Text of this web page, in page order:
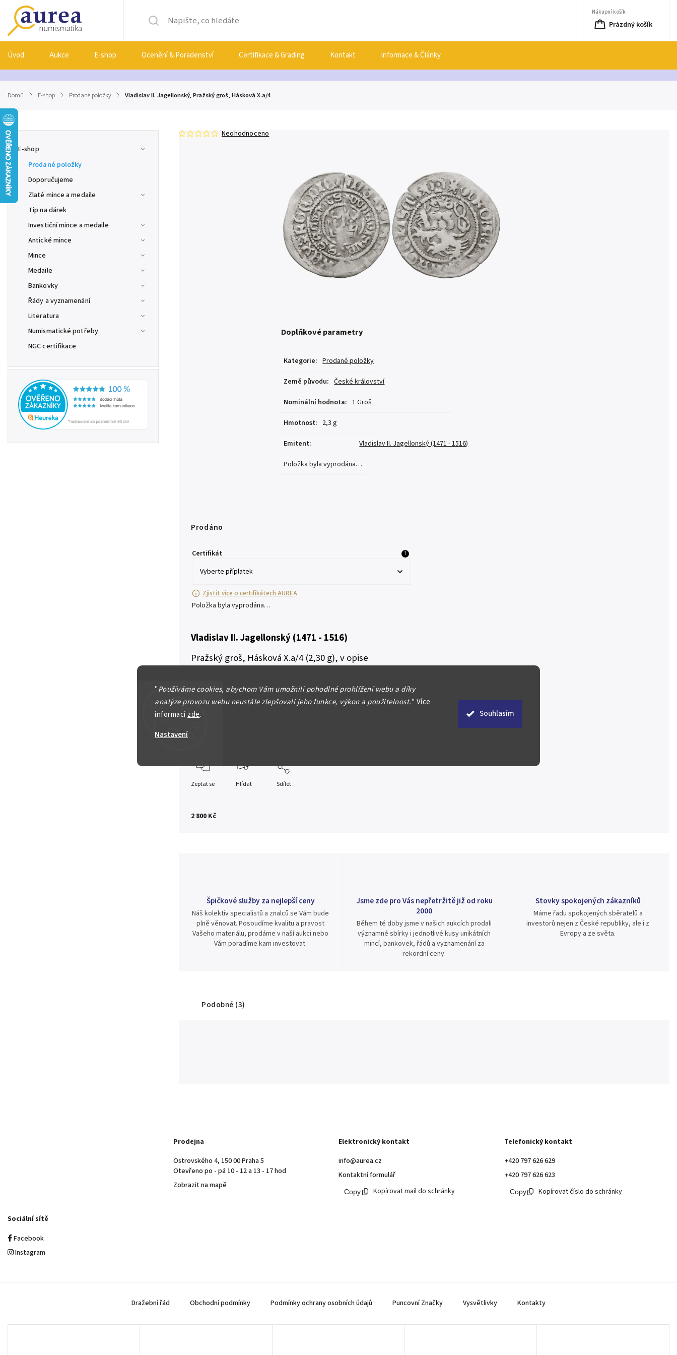
"Používáme cookies, abychom Vám umožnili pohodlné prohlížení webu a díky
analýze provozu webu neustále zlepšovali jeho funkce, výkon a použitelnost." Více
informacízde.
Nastavení
Souhlasím
Nákupní košík
Prázdný košík
Úvod Aukce E-shop Ocenění & Poradenství Certifikace & Grading Kontakt Informace & Články
Domů / E-shop / Prodané položky / Vladislav II. Jagellonský, Pražský groš, Hásková X.a/4
E-shop
Prodané položky
Doporučujeme
Zlaté mince a medaile
Tip na dárek
Investiční mince a medaile
Antické mince
Mince
Medaile
Bankovky
Řády a vyznamenání
Literatura
Numismatické potřeby
NGC certifikace
Neohodnoceno
Doplňkové parametry
Kategorie: Prodané položky
Země původu: České království
Nominální hodnota: 1 Groš
Hmotnost: 2,3 g
Emitent: Vladislav II. Jagellonský (1471 - 1516)
Položka byla vyprodána…
2 800 Kč
Prodáno
Certifikát ?
Zjistit více o certifikátech AUREA
Položka byla vyprodána…
Vladislav II. Jagellonský (1471 - 1516)
Pražský groš, Hásková X.a/4 (2,30 g), v opise
BOEMIE
napr. střížek, jinak krásný
Zeptat se Hlídat Sdílet
Špičkové služby za nejlepší ceny
Náš kolektiv specialistů a znalců se Vám bude
plně věnovat. Posoudíme kvalitu a pravost
Vašeho materiálu, prodáme v naší aukci nebo
Vám poradíme kam investovat.
Jsme zde pro Vás nepřetržitě již od roku
2000
Během té doby jsme v našich aukcích prodali
významné sbírky i jednotlivé kusy unikátních
mincí, bankovek, řádů a vyznamenání za
rekordní ceny.
Stovky spokojených zákazníků
Máme řadu spokojených sběratelů a
investorů nejen z České republiky, ale i z
Evropy a ze světa.
Podobné (3)
Prodejna
Ostrovského 4, 150 00 Praha 5
Otevřeno po - pá 10 - 12 a 13 - 17 hod
Zobrazit na mapě
Elektronický kontakt
info@aurea.cz
Kontaktní formulář
Kopírovat mail do schránky
Telefonický kontakt
+420 797 626 629
+420 797 626 623
Kopírovat číslo do schránky
Sociální sítě
Facebook
Instagram
Dražební řád Obchodní podmínky Podmínky ochrany osobních údajů Puncovní Značky Vysvětlivky Kontakty